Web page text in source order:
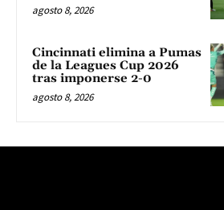
agosto 8, 2026
Cincinnati elimina a Pumas
de la Leagues Cup 2026
tras imponerse 2-0
agosto 8, 2026